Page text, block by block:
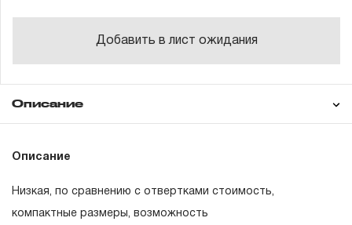
Добавить в лист ожидания
Описание
Описание
Низкая, по сравнению с отвертками стоимость,
компактные размеры, возможность